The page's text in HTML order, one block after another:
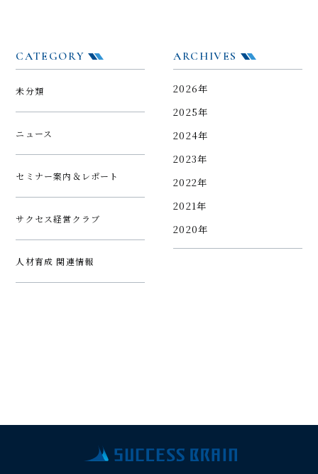
CATEGORY
未分類
ニュース
セミナー案内＆レポート
サクセス経営クラブ
人材育成 関連情報
ARCHIVES
2026年
2025年
2024年
2023年
2022年
2021年
2020年